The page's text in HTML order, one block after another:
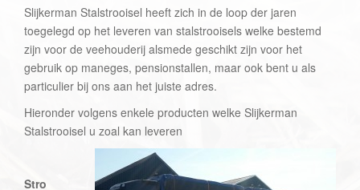
Slijkerman Stalstrooisel heeft zich in de loop der jaren
toegelegd op het leveren van stalstrooisels welke bestemd
zijn voor de veehouderij alsmede geschikt zijn voor het
gebruik op maneges, pensionstallen, maar ook bent u als
particulier bij ons aan het juiste adres.
Hieronder volgens enkele producten welke Slijkerman
Stalstrooisel u zoal kan leveren
Stro